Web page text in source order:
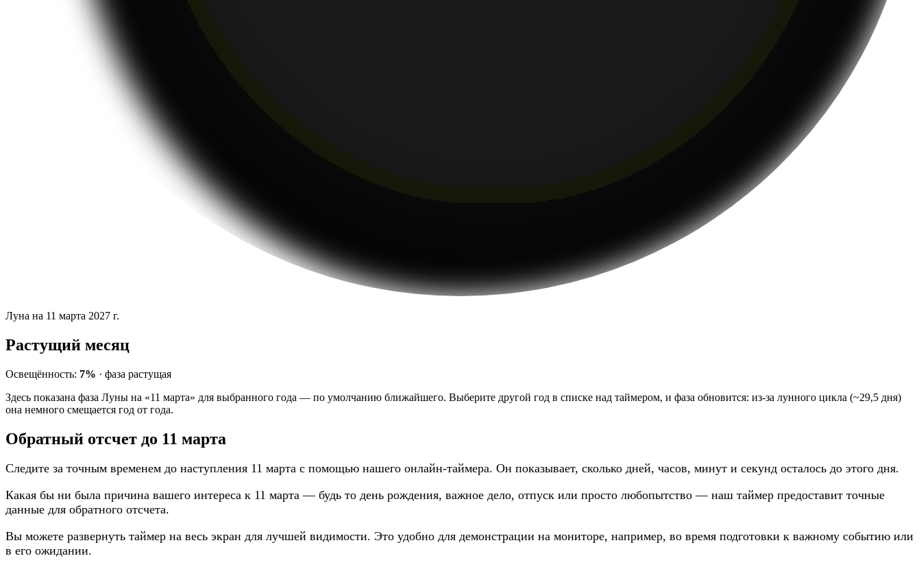
Луна на 11 марта 2027 г.
Растущий месяц
Освещённость: 7% · фаза растущая
Здесь показана фаза Луны на «11 марта» для выбранного года — по умолчанию ближайшего. Выберите другой год в списке над таймером, и фаза обновится: из-за лунного цикла (~29,5 дня)
она немного смещается год от года.
Обратный отсчет до 11 марта
Следите за точным временем до наступления 11 марта с помощью нашего онлайн-таймера. Он показывает, сколько дней, часов, минут и секунд осталось до этого дня.
Какая бы ни была причина вашего интереса к 11 марта — будь то день рождения, важное дело, отпуск или просто любопытство — наш таймер предоставит точные
данные для обратного отсчета.
Вы можете развернуть таймер на весь экран для лучшей видимости. Это удобно для демонстрации на мониторе, например, во время подготовки к важному событию или
в его ожидании.